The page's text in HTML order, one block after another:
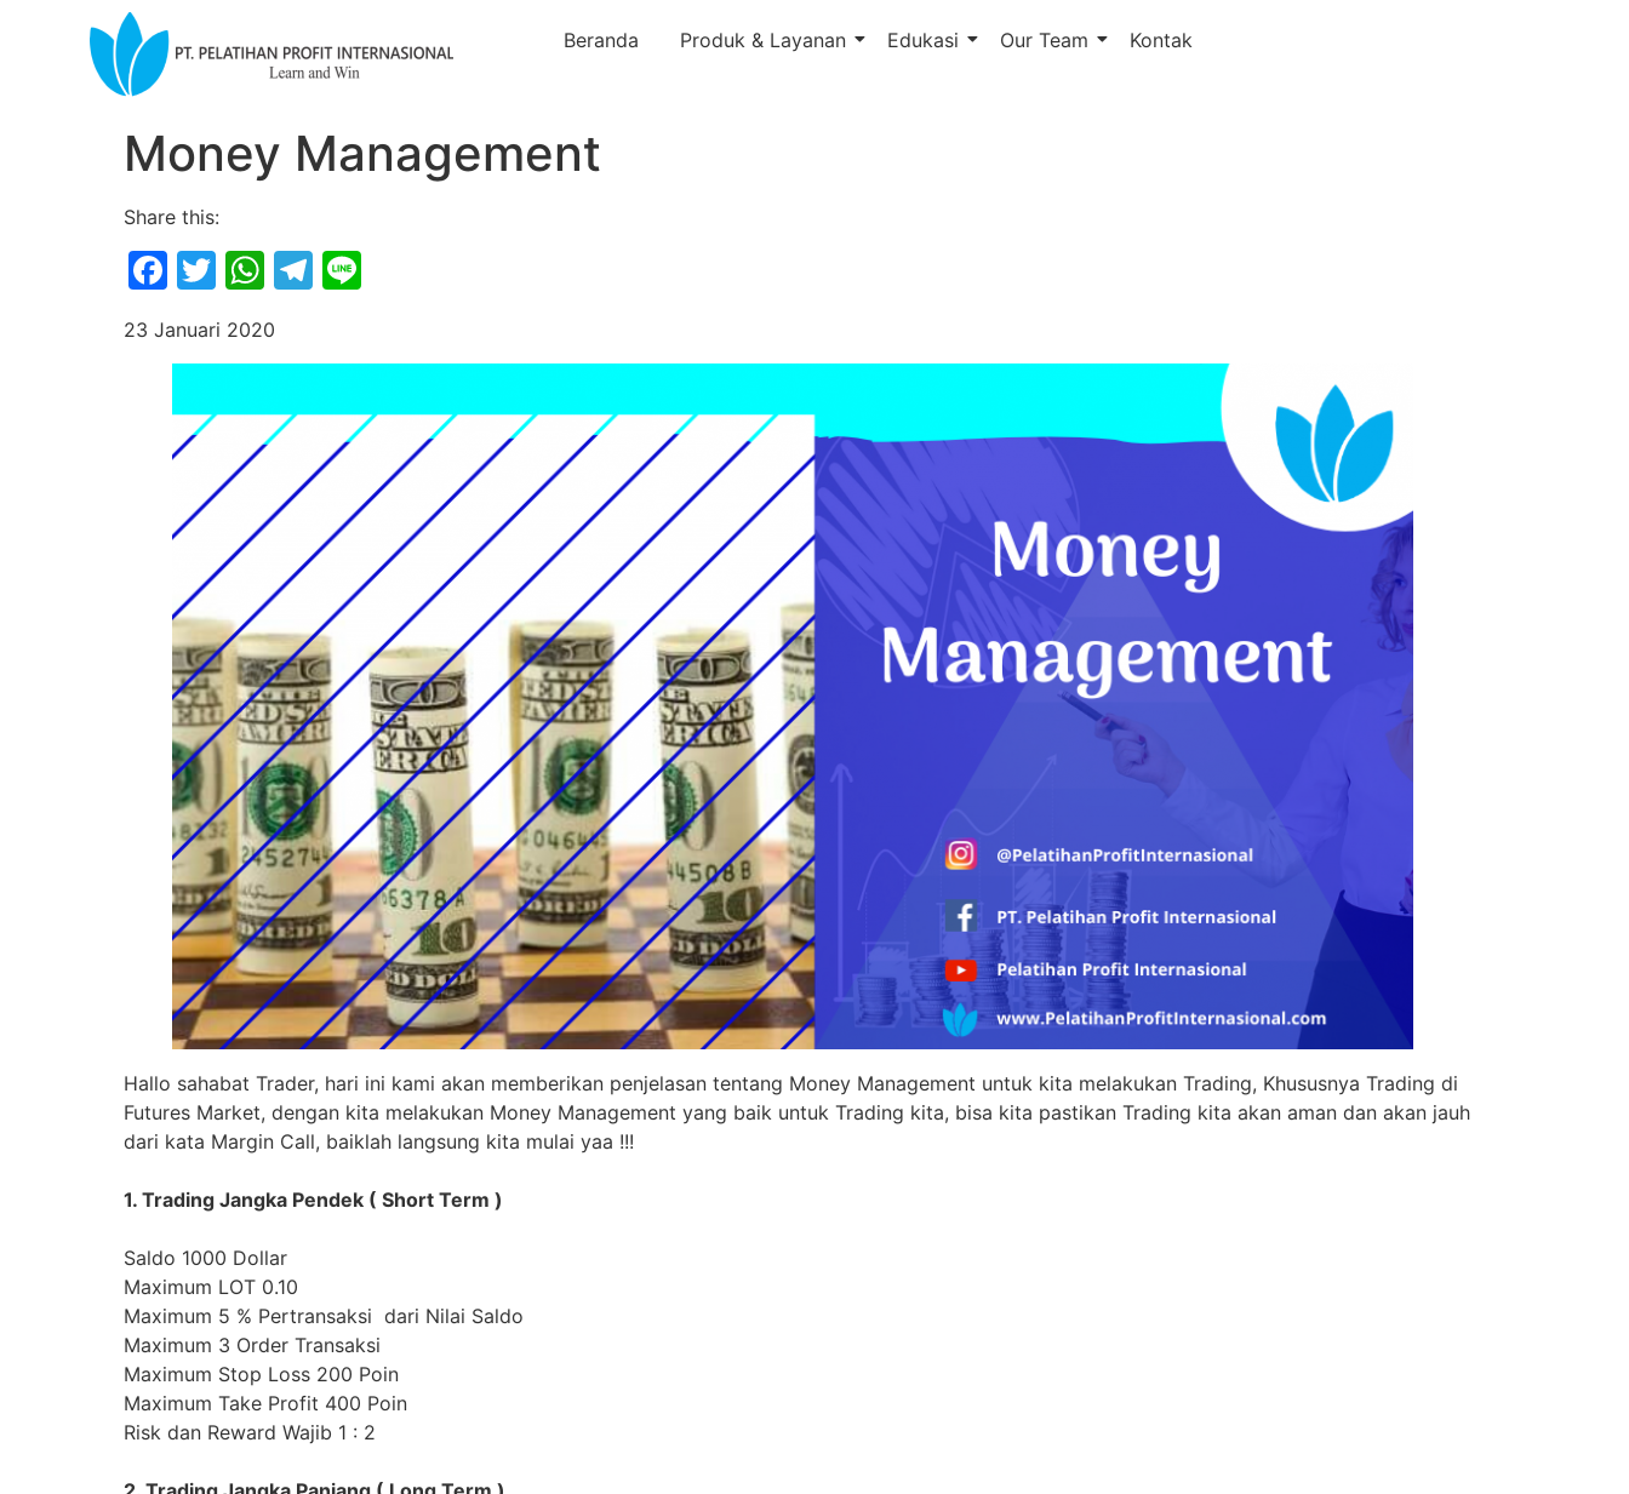
Beranda Produk & Layanan Edukasi Our Team Kontak
Money Management
Share this:
Facebook
Twitter
WhatsApp
Telegram
23 Januari 2020
Hallo sahabat Trader, hari ini kami akan memberikan penjelasan tentang Money Management untuk kita melakukan Trading, Khususnya Trading di
Futures Market, dengan kita melakukan Money Management yang baik untuk Trading kita, bisa kita pastikan Trading kita akan aman dan akan jauh
dari kata Margin Call, baiklah langsung kita mulai yaa !!!
1. Trading Jangka Pendek ( Short Term )
Saldo 1000 Dollar
Maximum LOT 0.10
Maximum 5 % Pertransaksi dari Nilai Saldo
Maximum 3 Order Transaksi
Maximum Stop Loss 200 Poin
Maximum Take Profit 400 Poin
Risk dan Reward Wajib 1 : 2